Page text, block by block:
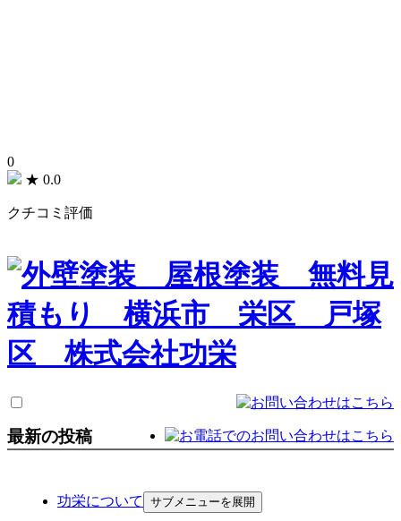
0
★ 0.0
クチコミ評価
功栄について サブメニューを展開
最新の投稿